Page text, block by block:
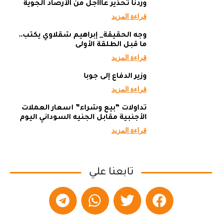
وردنا تحذير عاااجل من الأرصاد الجوية
قراءة المزيد
وجه الحقيقة_ إبراهيم شقلاوي يكتب..
ما قبل الطلقة الأولى
قراءة المزيد
وزير الدفاع إلى جوبا
قراءة المزيد
تداولات “بيع وشراء” أسعار العملات
الأجنبية مقابل الجنيه السوداني اليوم
قراءة المزيد
تابعنا علي